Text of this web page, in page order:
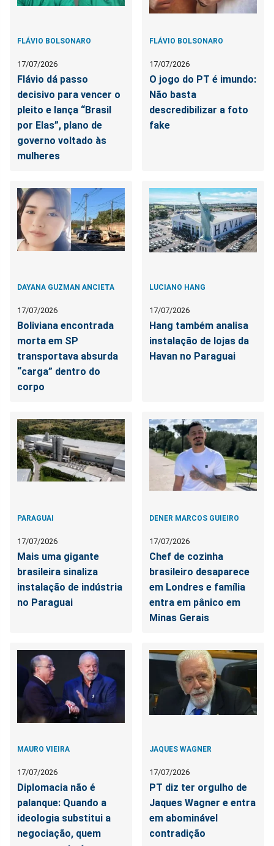
FLÁVIO BOLSONARO
17/07/2026
Flávio dá passo
decisivo para vencer o
pleito e lança “Brasil
por Elas”, plano de
governo voltado às
mulheres
FLÁVIO BOLSONARO
17/07/2026
O jogo do PT é imundo:
Não basta
descredibilizar a foto
fake
DAYANA GUZMAN ANCIETA
17/07/2026
Boliviana encontrada
morta em SP
transportava absurda
“carga” dentro do
corpo
LUCIANO HANG
17/07/2026
Hang também analisa
instalação de lojas da
Havan no Paraguai
PARAGUAI
17/07/2026
Mais uma gigante
brasileira sinaliza
instalação de indústria
no Paraguai
DENER MARCOS GUIEIRO
17/07/2026
Chef de cozinha
brasileiro desaparece
em Londres e família
entra em pânico em
Minas Gerais
MAURO VIEIRA
17/07/2026
Diplomacia não é
palanque: Quando a
ideologia substitui a
negociação, quem
JAQUES WAGNER
17/07/2026
PT diz ter orgulho de
Jaques Wagner e entra
em abominável
contradição